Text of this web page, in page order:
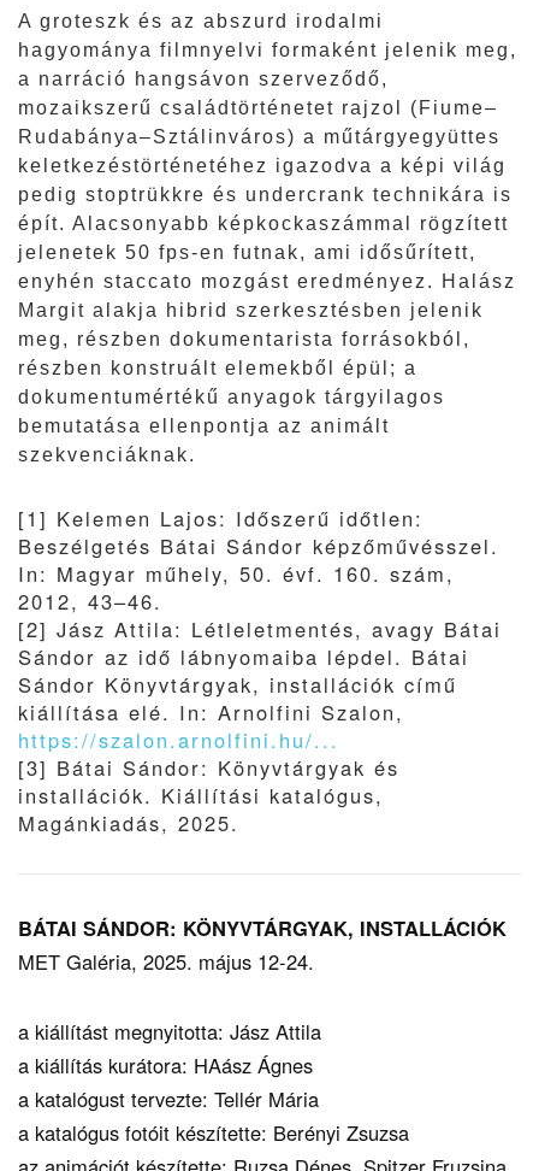
A groteszk és az abszurd irodalmi
hagyománya filmnyelvi formaként jelenik meg,
a narráció hangsávon szerveződő,
mozaikszerű családtörténetet rajzol (Fiume–
Rudabánya–Sztálinváros) a műtárgyegyüttes
keletkezéstörténetéhez igazodva a képi világ
pedig stoptrükkre és undercrank technikára is
épít. Alacsonyabb képkockaszámmal rögzített
jelenetek 50 fps-en futnak, ami idősűrített,
enyhén staccato mozgást eredményez. Halász
Margit alakja hibrid szerkesztésben jelenik
meg, részben dokumentarista forrásokból,
részben konstruált elemekből épül; a
dokumentumértékű anyagok tárgyilagos
bemutatása ellenpontja az animált
szekvenciáknak.
[1] Kelemen Lajos: Időszerű időtlen:
Beszélgetés Bátai Sándor képzőművésszel.
In: Magyar műhely, 50. évf. 160. szám,
2012, 43–46.
[2] Jász Attila: Létleletmentés, avagy Bátai
Sándor az idő lábnyomaiba lépdel. Bátai
Sándor Könyvtárgyak, installációk című
kiállítása elé. In: Arnolfini Szalon,
https://szalon.arnolfini.hu/...
[3] Bátai Sándor: Könyvtárgyak és
installációk. Kiállítási katalógus,
Magánkiadás, 2025.
BÁTAI SÁNDOR: KÖNYVTÁRGYAK, INSTALLÁCIÓK
MET Galéria, 2025. május 12-24.
a kiállítást megnyitotta: Jász Attila
a kiállítás kurátora: HAász Ágnes
a katalógust tervezte: Tellér Mária
a katalógus fotóit készítette: Berényi Zsuzsa